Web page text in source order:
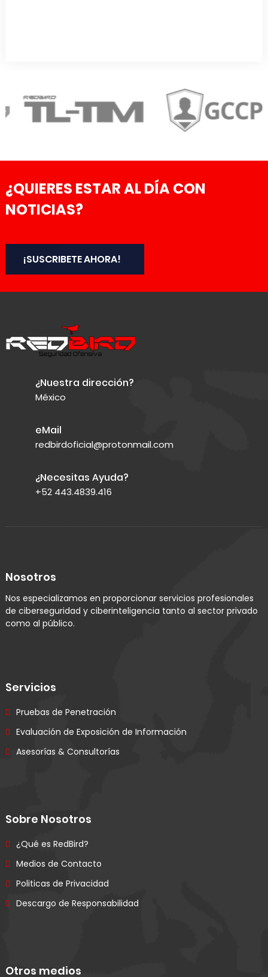
¿QUIERES ESTAR AL DÍA CON
NOTICIAS?
¡SUSCRIBETE AHORA!
¿Nuestra dirección?
México
eMail
redbirdoficial@protonmail.com
¿Necesitas Ayuda?
+52 443.4839.416
Nosotros
Nos especializamos en proporcionar servicios profesionales
de ciberseguridad y ciberinteligencia tanto al sector privado
como al público.
Servicios
Pruebas de Penetración
Evaluación de Exposición de Información
Asesorías & Consultorías
Sobre Nosotros
¿Qué es RedBird?
Medios de Contacto
Politicas de Privacidad
Descargo de Responsabilidad
Otros medios